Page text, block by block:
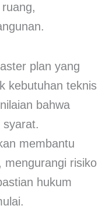
plan yang
kebutuhan teknis
bahwa
syarat.
membantu
, mengurangi risiko
hukum